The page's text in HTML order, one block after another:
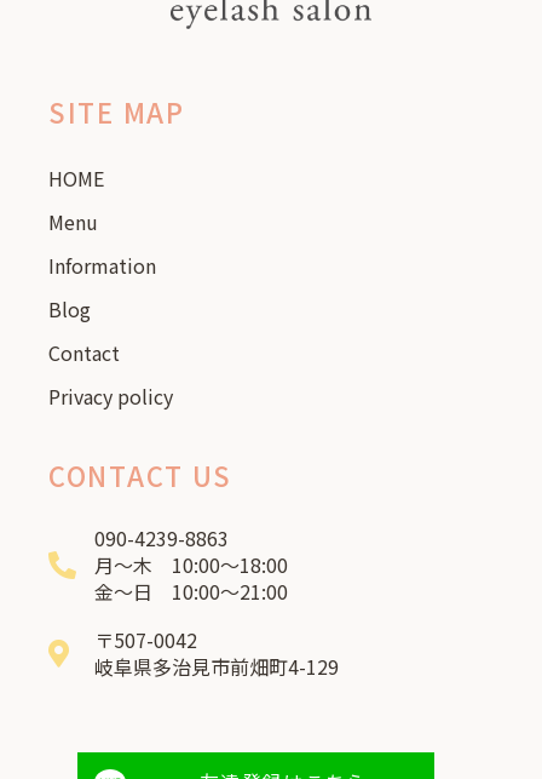
SITE MAP
HOME
Menu
Information
Blog
Contact
Privacy policy
CONTACT US
090-4239-8863
月～木 10:00～18:00
金～日 10:00～21:00
〒507-0042
岐阜県多治見市前畑町4-129